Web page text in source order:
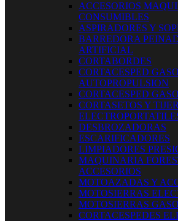
ACCESORIOS
CONSUMIBLES
ASPIRADORES Y
BARREDORA
ARTIFICIAL
CORTABORDES
CORTACESPED
AUTOPROPULSION
CORTACESPED
CORTASETOS Y
DESBROZADORAS
ESCARIFICADORES
LIMPIADORES
MAQUINARIA
ACCESORIOS
MOTOAZADAS Y
MOTOSIERRAS
MOTOSIERRAS
CORTACESPEDES